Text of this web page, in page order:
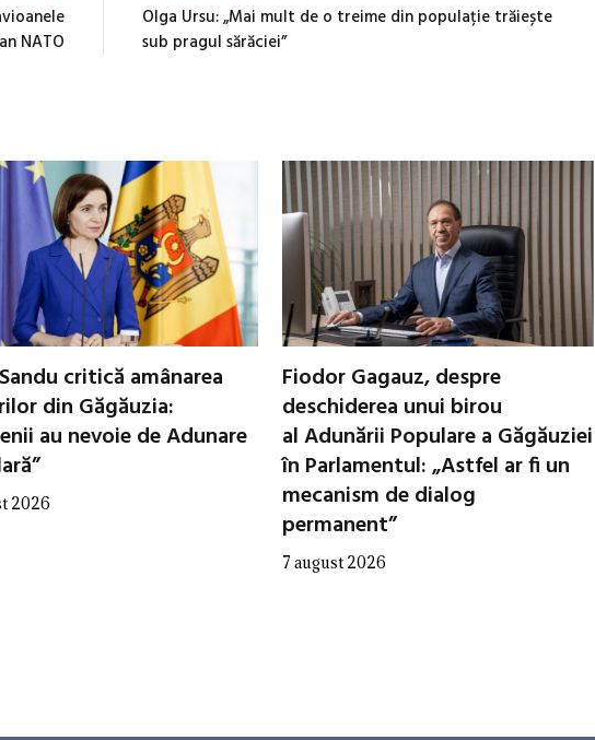
NATO
Olga Ursu: „Mai mult de o treime din populație trăiește
sub pragul sărăciei”
critică amânarea
din Găgăuzia:
au nevoie de Adunare
2026
Fiodor Gagauz, despre
deschiderea unui birou
al Adunării Populare a Găgăuziei
în Parlamentul: „Astfel ar fi un
mecanism de dialog
permanent”
7 august 2026